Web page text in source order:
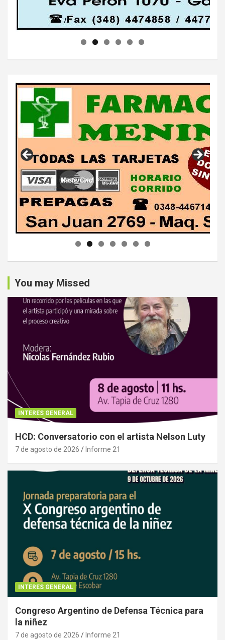
You may Missed
INTERES GENERAL
HCD: Conversatorio con el artista Nelson Luty
7 de agosto de 2026 Informe 21
INTERES GENERAL
Congreso Argentino de Defensa Técnica para
la niñez
7 de agosto de 2026 Informe 21